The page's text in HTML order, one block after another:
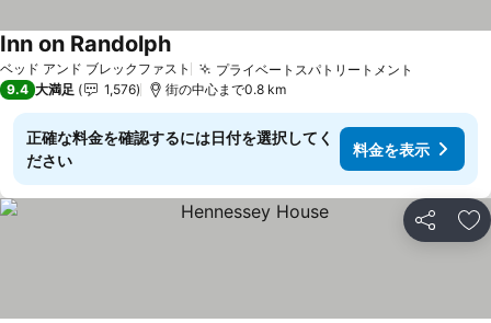
ベッド アンド ブレックファスト プライベートスパトリートメント
Inn on Randolph料金を表示
9.4 大満足 1,576 街の中心まで0.8 km
正確な料金を確認するには日付を選択してく
ださい
料金を表示
シェア お